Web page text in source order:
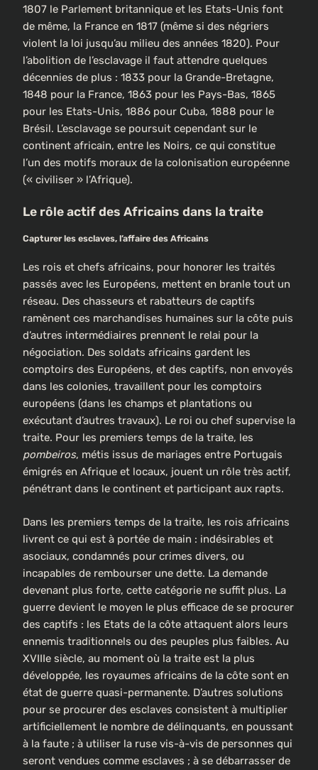
1807 le Parlement britannique et les Etats-Unis font
de même, la France en 1817 (même si des négriers
violent la loi jusqu’au milieu des années 1820). Pour
l’abolition de l’esclavage il faut attendre quelques
décennies de plus : 1833 pour la Grande-Bretagne,
1848 pour la France, 1863 pour les Pays-Bas, 1865
pour les Etats-Unis, 1886 pour Cuba, 1888 pour le
Brésil. L’esclavage se poursuit cependant sur le
continent africain, entre les Noirs, ce qui constitue
l’un des motifs moraux de la colonisation européenne
(« civiliser » l’Afrique).
Le rôle actif des Africains dans la traite
Capturer les esclaves, l’affaire des Africains
Les rois et chefs africains, pour honorer les traités
passés avec les Européens, mettent en branle tout un
réseau. Des chasseurs et rabatteurs de captifs
ramènent ces marchandises humaines sur la côte puis
d’autres intermédiaires prennent le relai pour la
négociation. Des soldats africains gardent les
comptoirs des Européens, et des captifs, non envoyés
dans les colonies, travaillent pour les comptoirs
européens (dans les champs et plantations ou
exécutant d’autres travaux). Le roi ou chef supervise la
traite. Pour les premiers temps de la traite, les
pombeiros, métis issus de mariages entre Portugais
émigrés en Afrique et locaux, jouent un rôle très actif,
pénétrant dans le continent et participant aux rapts.
Dans les premiers temps de la traite, les rois africains
livrent ce qui est à portée de main : indésirables et
asociaux, condamnés pour crimes divers, ou
incapables de rembourser une dette. La demande
devenant plus forte, cette catégorie ne suffit plus. La
guerre devient le moyen le plus efficace de se procurer
des captifs : les Etats de la côte attaquent alors leurs
ennemis traditionnels ou des peuples plus faibles. Au
XVIIIe siècle, au moment où la traite est la plus
développée, les royaumes africains de la côte sont en
état de guerre quasi-permanente. D’autres solutions
pour se procurer des esclaves consistent à multiplier
artificiellement le nombre de délinquants, en poussant
à la faute ; à utiliser la ruse vis-à-vis de personnes qui
seront vendues comme esclaves ; à se débarrasser de